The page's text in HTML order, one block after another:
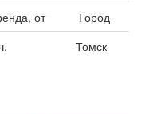
от
Город
Томск